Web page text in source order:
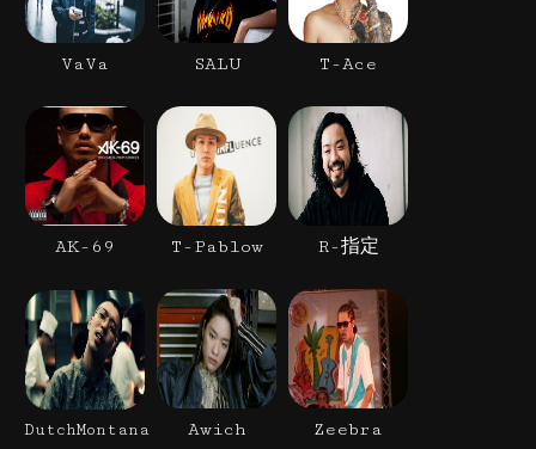
VaVa SALU T-Ace
AK-69 T-Pablow R-指定
DutchMontana Awich Zeebra